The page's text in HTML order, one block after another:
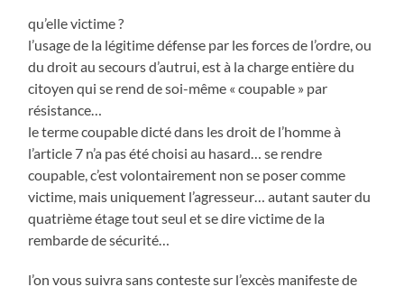
qu’elle victime ?
l’usage de la légitime défense par les forces de l’ordre, ou
du droit au secours d’autrui, est à la charge entière du
citoyen qui se rend de soi-même « coupable » par
résistance…
le terme coupable dicté dans les droit de l’homme à
l’article 7 n’a pas été choisi au hasard… se rendre
coupable, c’est volontairement non se poser comme
victime, mais uniquement l’agresseur… autant sauter du
quatrième étage tout seul et se dire victime de la
rembarde de sécurité…
l’on vous suivra sans conteste sur l’excès manifeste de